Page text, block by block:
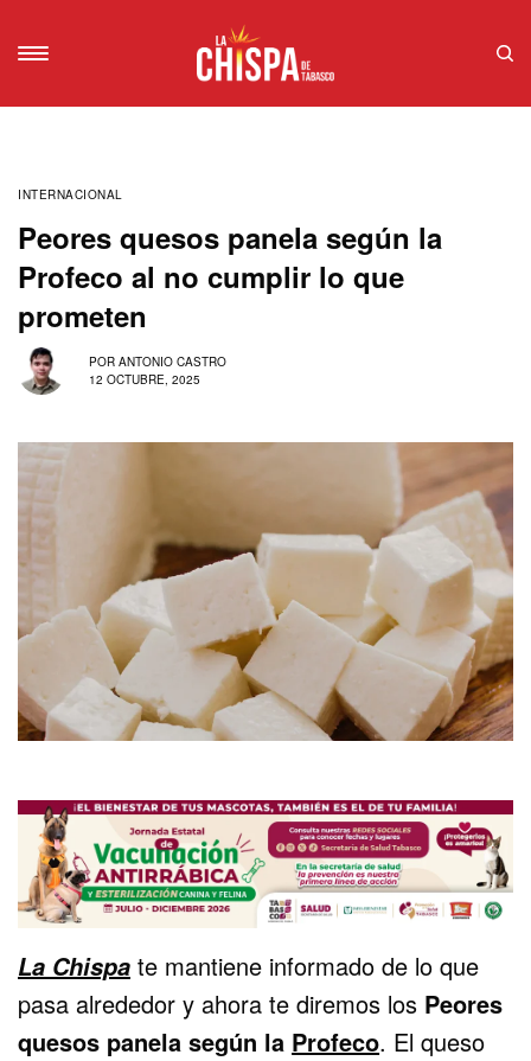
INTERNACIONAL
Peores quesos panela según la
Profeco al no cumplir lo que
prometen
POR ANTONIO CASTRO
12 OCTUBRE, 2025
La Chispa te mantiene informado de lo que
pasa alrededor y ahora te diremos los Peores
quesos panela según la Profeco. El queso